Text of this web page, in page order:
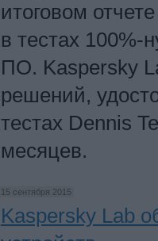
итоговом
в тестах 100%-
ПО. Kaspersky
решений,
тестах Dennis
месяцев.
15 сентября 2015
Kaspersky Lab